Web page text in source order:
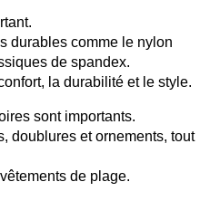
durables comme le nylon
de spandex.
la durabilité et le style.
sont importants.
doublures et ornements, tout
de plage.